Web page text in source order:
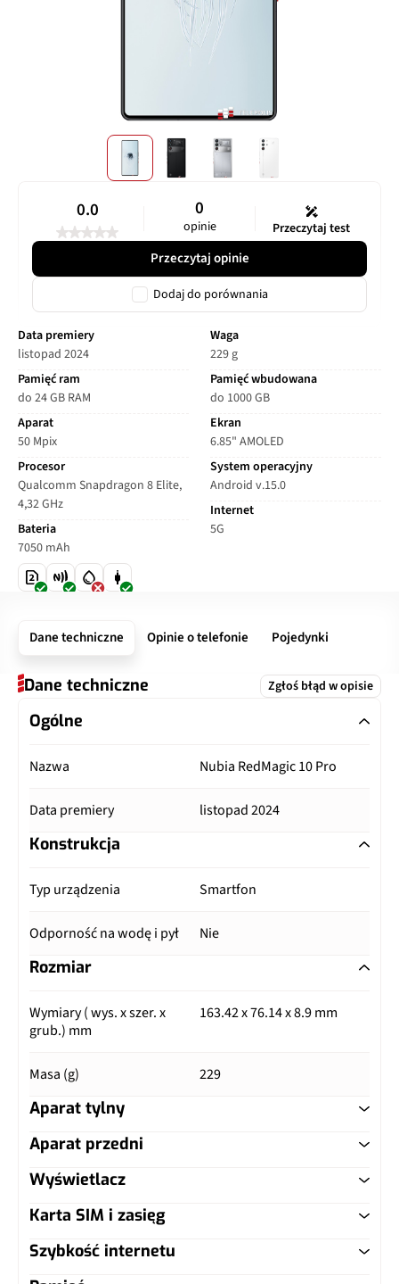
0.0 0
opinie Przeczytaj test
Przeczytaj opinie
Dodaj do porównania
Data premiery
listopad 2024
Pamięć ram
do 24 GB RAM
Aparat
50 Mpix
Procesor
Qualcomm Snapdragon 8 Elite,
4,32 GHz
Bateria
7050 mAh
Waga
229 g
Pamięć wbudowana
do 1000 GB
Ekran
6.85" AMOLED
System operacyjny
Android v.15.0
Internet
5G
Dane techniczne Opinie o telefonie Pojedynki
Dane techniczne Zgłoś błąd w opisie
Ogólne
Nazwa Nubia RedMagic 10 Pro
Data premiery listopad 2024
Konstrukcja
Typ urządzenia Smartfon
Odporność na wodę i pył Nie
Rozmiar
Wymiary ( wys. x szer. x
grub.) mm
163.42 x 76.14 x 8.9 mm
Masa (g) 229
Aparat tylny
Główny aparat
Autofocus
Aparat przedni
Główny aparat
Matryca
Wyświetlacz
Typ ekranu
Karta SIM i zasięg
Typ karty SIM
Szybkość internetu